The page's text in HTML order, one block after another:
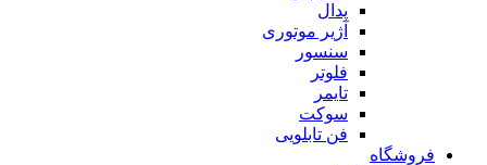
پدال
آژیر موتوری
سنسور
فلوتر
تایمر
سوکت
فن تابلویی
فروشگاه